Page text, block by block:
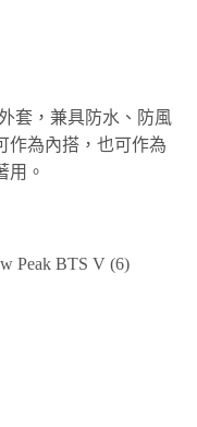
套，兼具防水、防風
作為內搭，也可作為
用。